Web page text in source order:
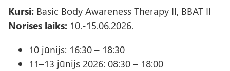
Kursi: Basic Body Awareness Therapy II, BBAT II
Norises laiks: 10.-15.06.2026.
10 jūnijs: 16:30 – 18:30
11–13 jūnijs 2026: 08:30 – 18:00